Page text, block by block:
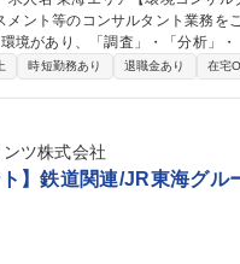
境があり、「調査」・「分析」
リモート/平均残業20H
時短勤務あり 退職金あり 在宅
ツ株式会社
】鉄道関連/JR東海グ